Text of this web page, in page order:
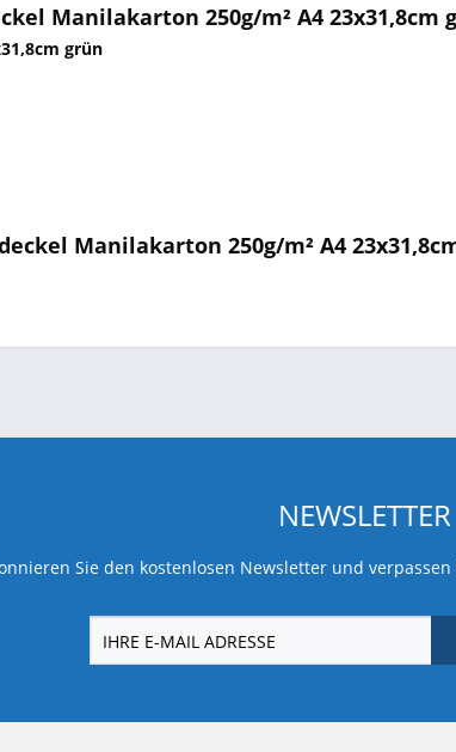
Manilakarton 250g/m² A4 23x31,8cm
grün
Manilakarton 250g/m² A4
NEWSLETTER
Sie den kostenlosen Newsletter und